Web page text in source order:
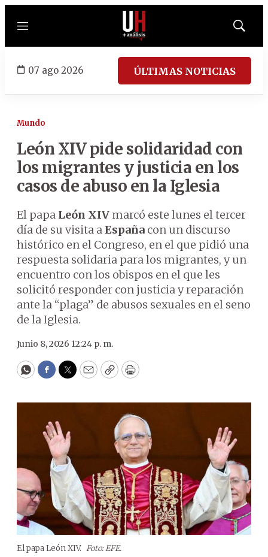
Menú
Mostrar
07 ago 2026 ÚLTIMAS NOTICIAS
Mundo
León XIV pide solidaridad con
los migrantes y justicia en los
casos de abuso en la Iglesia
El papa León XIV marcó este lunes el tercer
día de su visita aEspaña con un discurso
histórico en el Congreso, en el que pidió una
respuesta solidaria para los migrantes, y un
encuentro con los obispos en el que les
solicitó responder con justicia y reparación
ante la “plaga” de abusos sexuales en el seno
de la Iglesia.
Junio 8, 2026 12:24 p. m.
WhatsApp
Facebook
Twitter
EmailCopyPrint
El papa León XIV. Foto: EFE.